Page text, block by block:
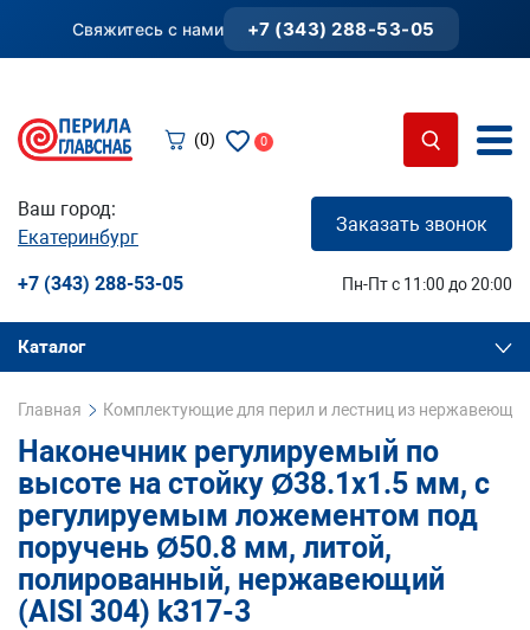
Свяжитесь с нами +7 (343) 288-53-05
(0) 0
Ваш город:
Екатеринбург
Заказать звонок
+7 (343) 288-53-05 Пн-Пт с 11:00 до 20:00
Каталог
Главная Комплектующие для перил и лестниц из
Наконечник регулируемый по
высоте на стойку Ø38.1х1.5 мм, с
регулируемым ложементом под
поручень Ø50.8 мм, литой,
полированный, нержавеющий
(AISI 304) k317-3